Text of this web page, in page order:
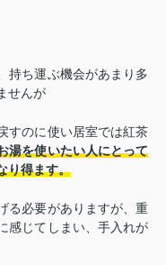
持ち運ぶ機会があまり多
せんが
すのに使い居室では紅茶
湯を使いたい人にとって
り得ます。
る必要がありますが、重
感じてしまい、手入れが